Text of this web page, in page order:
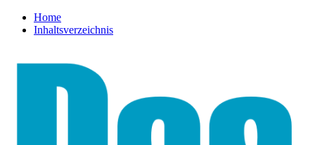
Home
Inhaltsverzeichnis